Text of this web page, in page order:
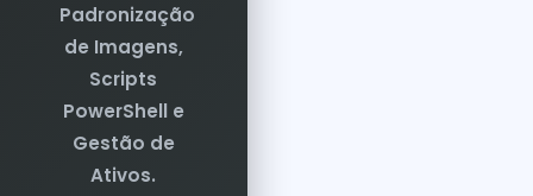
Padronização
de Imagens,
Scripts
PowerShell e
Gestão de
Ativos.